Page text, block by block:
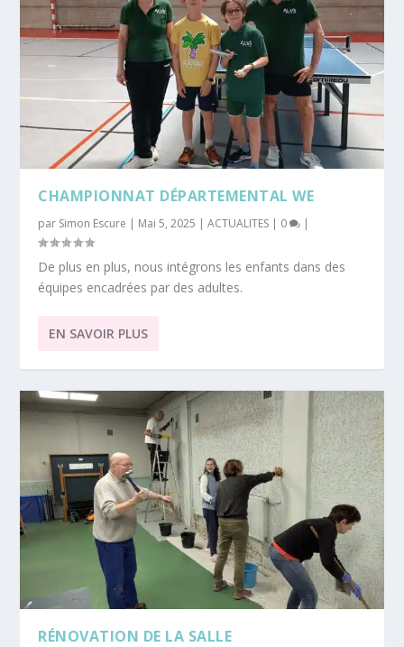
CHAMPIONNAT DÉPARTEMENTAL WE
par Simon Escure | Mai 5, 2025 |ACTUALITES | 0 |
De plus en plus, nous intégrons les enfants dans des
équipes encadrées par des adultes.
EN SAVOIR PLUS
RÉNOVATION DE LA SALLE